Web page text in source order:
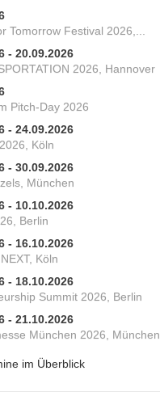
Tomorrow Festival 2026,...
- 20.09.2026
2026, Hannover
Pitch-Day 2026
- 24.09.2026
Köln
- 30.09.2026
München
- 10.10.2026
Berlin
- 16.10.2026
Köln
- 18.10.2026
Summit 2026, Berlin
- 21.10.2026
München 2026, München
im Überblick